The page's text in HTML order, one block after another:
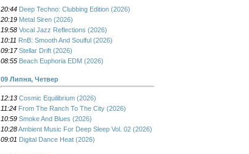
20:44 Deep Techno: Clubbing Edition (2026)
20:19 Metal Siren (2026)
19:58 Vocal Jazz Reflections (2026)
10:11 RnB: Smooth And Soulful (2026)
09:17 Stellar Drift (2026)
08:55 Beach Euphoria EDM (2026)
09 Липня, Четвер
12:13 Cosmic Equilibrium (2026)
11:24 From The Ranch To The City (2026)
10:59 Smoke And Blues (2026)
10:28Ambient Music For Deep Sleep Vol. 02 (2026)
09:01 Digital Dance Heat (2026)